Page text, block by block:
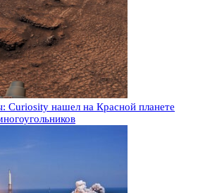
Curiosity нашел на Красной планете